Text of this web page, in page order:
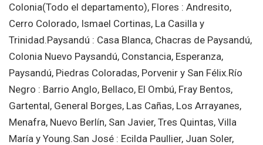
Colonia(Todo el departamento), Flores : Andresito,
Cerro Colorado, Ismael Cortinas, La Casilla y
Trinidad.Paysandú : Casa Blanca, Chacras de Paysandú,
Colonia Nuevo Paysandú, Constancia, Esperanza,
Paysandú, Piedras Coloradas, Porvenir y San Félix.Río
Negro : Barrio Anglo, Bellaco, El Ombú, Fray Bentos,
Gartental, General Borges, Las Cañas, Los Arrayanes,
Menafra, Nuevo Berlín, San Javier, Tres Quintas, Villa
María y Young.San José : Ecilda Paullier, Juan Soler,